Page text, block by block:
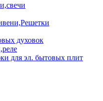
духовок
для эл. бытовых плит